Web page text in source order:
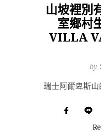
山坡裡別
室鄉村
VILLA
by